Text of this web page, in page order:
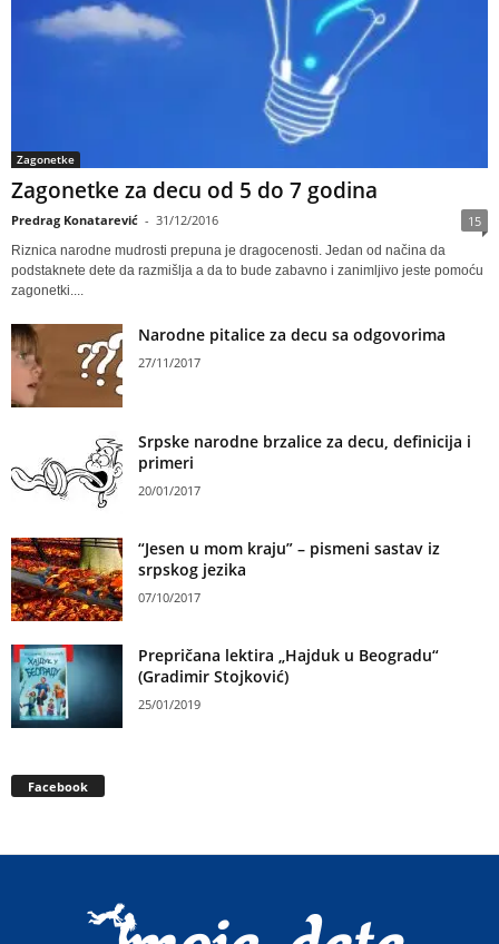
Zagonetke
Zagonetke za decu od 5 do 7 godina
Predrag Konatarević - 31/12/2016 15
Riznica narodne mudrosti prepuna je dragocenosti. Jedan od načina da
podstaknete dete da razmišlja a da to bude zabavno i zanimljivo jeste pomoću
zagonetki....
Narodne pitalice za decu sa odgovorima
27/11/2017
Srpske narodne brzalice za decu, definicija i
primeri
20/01/2017
“Jesen u mom kraju” – pismeni sastav iz
srpskog jezika
07/10/2017
Prepričana lektira „Hajduk u Beogradu“
(Gradimir Stojković)
25/01/2019
Facebook